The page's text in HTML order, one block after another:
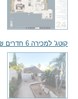
קוטג' למכירה 6 חדרים 5,500,000₪